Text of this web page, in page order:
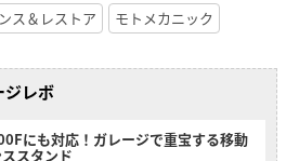
ス＆レストア モトメカニック
ジレボ
にも対応！ガレージで重宝する移動
スタンド